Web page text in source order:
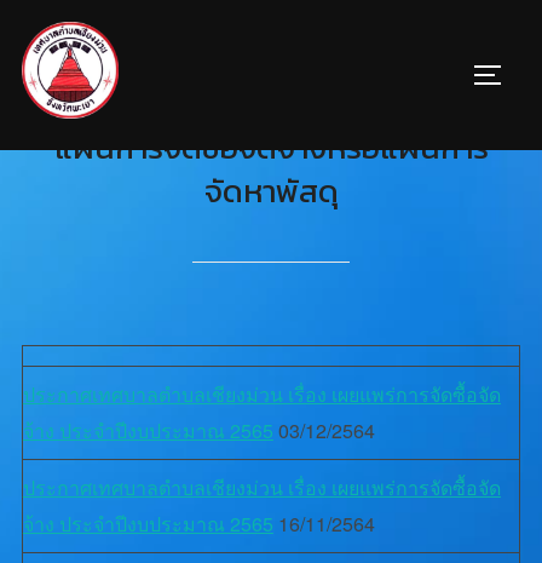
แผนการจัดซื้อจัดจ้างหรือแผนการ
จัดหาพัสดุ
ประกาศเทศบาลตำบลเชียงม่วน เรื่อง เผยแพร่การจัดซื้อจัด
จ้าง ประจำปีงบประมาณ 2565 03/12/2564
ประกาศเทศบาลตำบลเชียงม่วน เรื่อง เผยแพร่การจัดซื้อจัด
จ้าง ประจำปีงบประมาณ 2565 16/11/2564